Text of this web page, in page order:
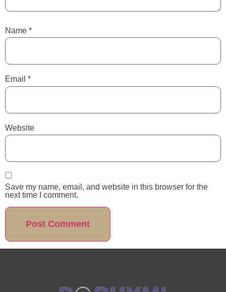
Name *
Email *
Website
Save my name, email, and website in this browser for the
next time I comment.